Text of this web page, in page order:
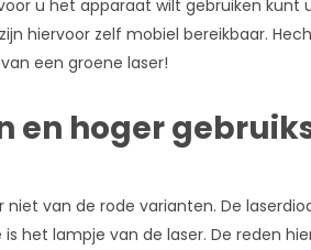
u het apparaat wilt gebruiken kunt
hiervoor zelf mobiel bereikbaar.
een groene laser!
en hoger
niet van de rode varianten. De
het lampje van de laser. De reden